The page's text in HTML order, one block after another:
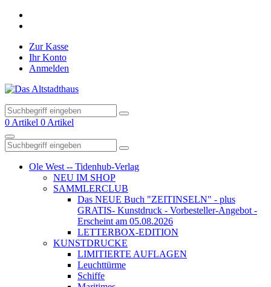
Zur Kasse
Ihr Konto
Anmelden
Suchen
0 Artikel 0 Artikel
Navigation
Suchen
Ole West -- Tidenhub-Verlag
NEU IM SHOP
SAMMLERCLUB
Das NEUE Buch "ZEITINSELN" - plus
GRATIS- Kunstdruck - Vorbesteller-Angebot -
Erscheint am 05.08.2026
LETTERBOX-EDITION
KUNSTDRUCKE
LIMITIERTE AUFLAGEN
Leuchttürme
Schiffe